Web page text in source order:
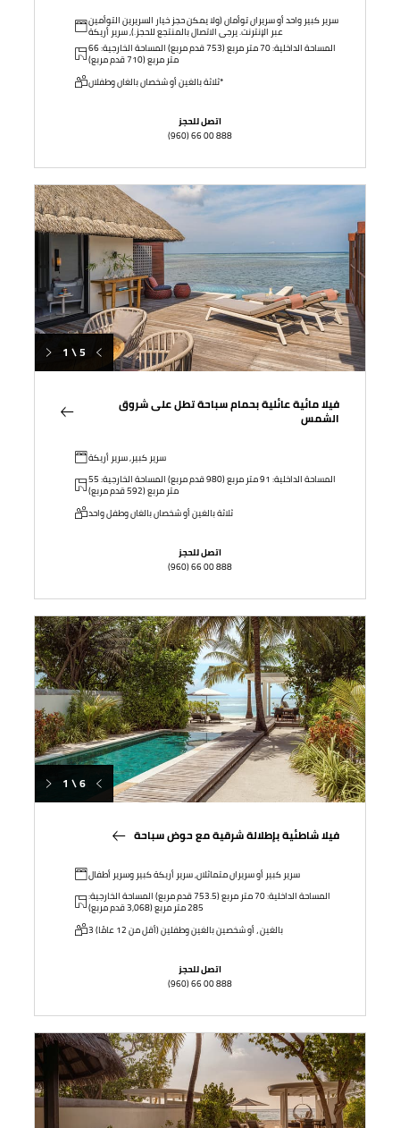
سرير كبير واحد أو سريران توأمان (ولا يمكن حجز خيار السريرين التوأمين
عبر الإنترنت. يرجى الاتصال بالمنتجع للحجز.), سرير أريكة
المساحة الداخلية: 70 متر مربع (753 قدم مربع) المساحة الخارجية: 66
متر مربع (710 قدم مربع)
ثلاثة بالغين أو شخصان بالغان وطفلان*
اتصل للحجز
(960) 66 00 888
1 \ 5
فيلا مائية عائلية بحمام سباحة تطل على شروق
الشمس
سرير كبير, سرير أريكة
المساحة الداخلية: 91 متر مربع (980 قدم مربع) المساحة الخارجية: 55
متر مربع (592 قدم مربع)
ثلاثة بالغين أو شخصان بالغان وطفل واحد
اتصل للحجز
(960) 66 00 888
1 \ 6
فيلا شاطئية بإطلالة شرقية مع حوض سباحة
سرير كبير أو سريران متماثلان, سرير أريكة كبير وسرير أطفال
المساحة الداخلية: 70 متر مربع (753.5 قدم مربع) المساحة الخارجية:
285 متر مربع (3,068 قدم مربع)
3 بالغين ، أو شخصين بالغين وطفلين (أقل من 12 عامًا)
اتصل للحجز
(960) 66 00 888